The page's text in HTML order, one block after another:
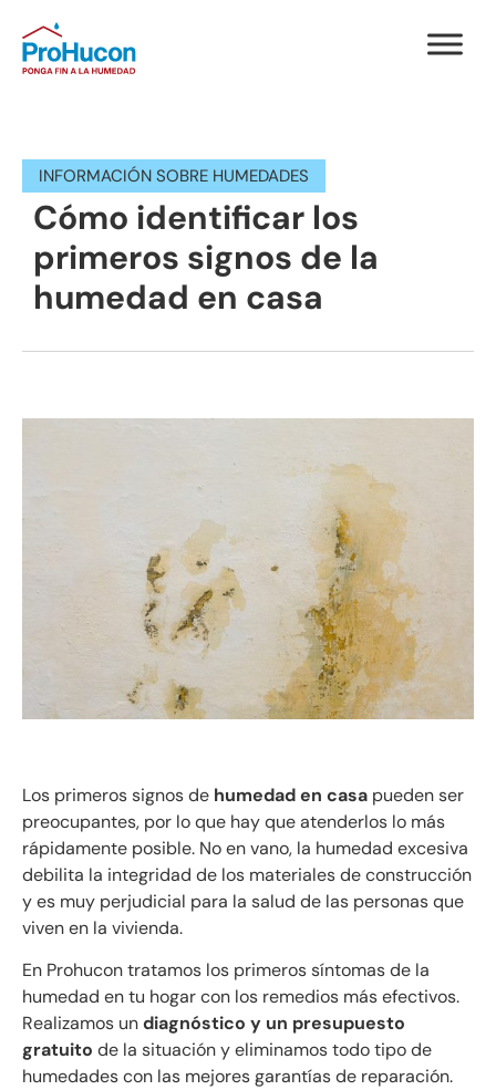
INFORMACIÓN SOBRE HUMEDADES
Cómo identificar los
primeros signos de la
humedad en casa
Los primeros signos de humedad en casa pueden ser
preocupantes, por lo que hay que atenderlos lo más
rápidamente posible. No en vano, la humedad excesiva
debilita la integridad de los materiales de construcción
y es muy perjudicial para la salud de las personas que
viven en la vivienda.
En Prohucon tratamos los primeros síntomas de la
humedad en tu hogar con los remedios más efectivos.
Realizamos undiagnóstico y un presupuesto
gratuito de la situación y eliminamos todo tipo de
humedades con las mejores garantías de reparación.